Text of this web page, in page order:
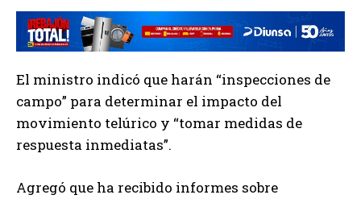
El ministro indicó que harán “inspecciones de
campo” para determinar el impacto del
movimiento telúrico y “tomar medidas de
respuesta inmediatas”.
Agregó que ha recibido informes sobre